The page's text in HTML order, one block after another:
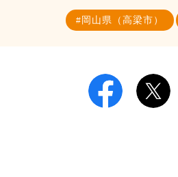
岡山県（高梁市）